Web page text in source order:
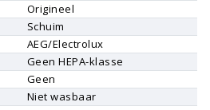
Origineel
Schuim
AEG/Electrolux
Geen HEPA-klasse
Geen
Niet wasbaar